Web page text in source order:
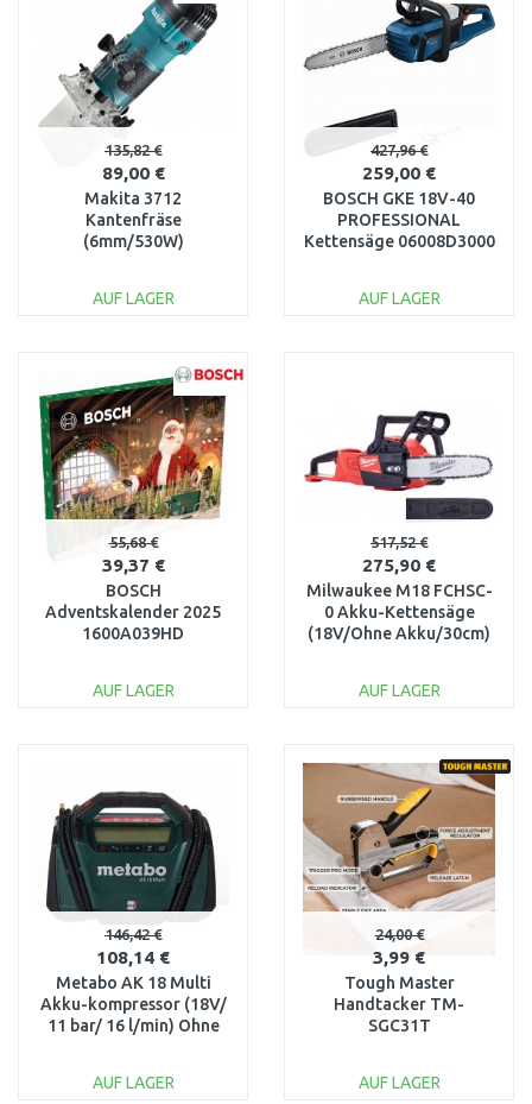
Vergleichen Vergleichen
135,82 €
89,00 €
Makita 3712
Kantenfräse
(6mm/530W)
AUF LAGER
Vergleichen
427,96 €
259,00 €
BOSCH GKE 18V-40
PROFESSIONAL
Kettensäge 06008D3000
AUF LAGER
55,68 €
39,37 €
BOSCH
Adventskalender 2025
1600A039HD
AUF LAGER
Vergleichen
517,52 €
275,90 €
Milwaukee M18 FCHSC-
0 Akku-Kettensäge
(18V/Ohne Akku/30cm)
AUF LAGER
Vergleichen
146,42 €
108,14 €
Metabo AK 18 Multi
Akku-kompressor (18V/
11 bar/ 16 l/min) Ohne
AUF LAGER
24,00 €
3,99 €
Tough Master
Handtacker TM-
SGC31T
AUF LAGER